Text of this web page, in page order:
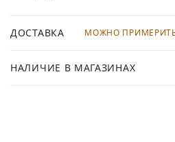
ДОСТАВКА МОЖНО
НАЛИЧИЕ В МАГАЗИНАХ